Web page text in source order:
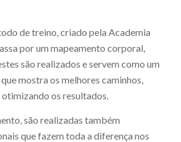
de treino, criado pela Academia
por um mapeamento corporal,
são realizados e servem como um
mostra os melhores caminhos,
os resultados.
são realizadas também
que fazem toda a diferença nos